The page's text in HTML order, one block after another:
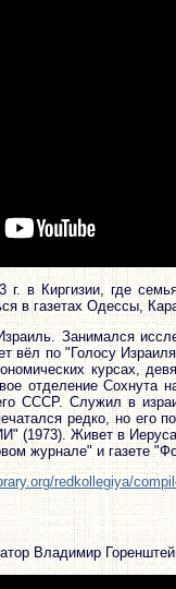
г. в Киргизии, где
в газетах Одессы,
Занимался
вёл по "Голосу
курсах,
отделение Сохнута
СССР. Служил в
редко, но
Живет в
журнале" и газете
redkollegiya/
Владимир